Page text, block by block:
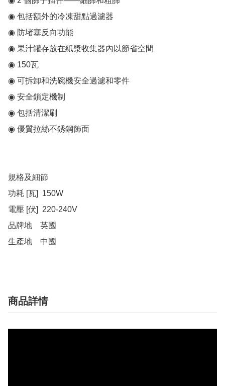
◉ 包括額外的冷凍甜點過濾器
◉ 防堵塞反向功能
◉ 果汁罐存放在紙漿收集器內以節省空間
◉ 150瓦
◉ 可拆卸和洗碗機安全過濾和零件
◉ 安全鎖定機制
◉ 包括清潔刷
◉ 優質拉絲不銹鋼飾面
規格及細節
功耗 [瓦]  150W
電壓 [伏]  220-240V
品牌地	英國
生產地	中國
商品詳情